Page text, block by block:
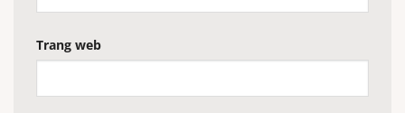
Trang web